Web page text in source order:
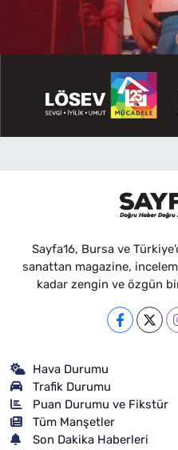
Sayfa16, Bursa ve
sanattan magazine,
kadar zengin ve özgün
Hava Durumu
Trafik Durumu
Puan Durumu ve Fikstür
Tüm Manşetler
Son Dakika Haberleri